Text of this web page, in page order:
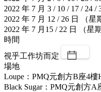
2022 年 7 月 3 / 10 / 17 / 24 /
2022 年 7 月 12 / 26 日 （星
2022 年 7 月15 / 22 日 （星
時間
視乎工作坊而定
場地
Loupe：PMQ元創方B座4樓
Black Sugar：PMQ元創方A